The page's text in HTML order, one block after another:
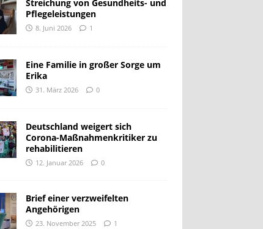
Streichung von Gesundheits- und
Pflegeleistungen
8. Juni 2026 1
Eine Familie in großer Sorge um
Erika
31. März 2026 0
Deutschland weigert sich
Corona-Maßnahmenkritiker zu
rehabilitieren
12. Januar 2026 0
Brief einer verzweifelten
Angehörigen
23. November 2025 1